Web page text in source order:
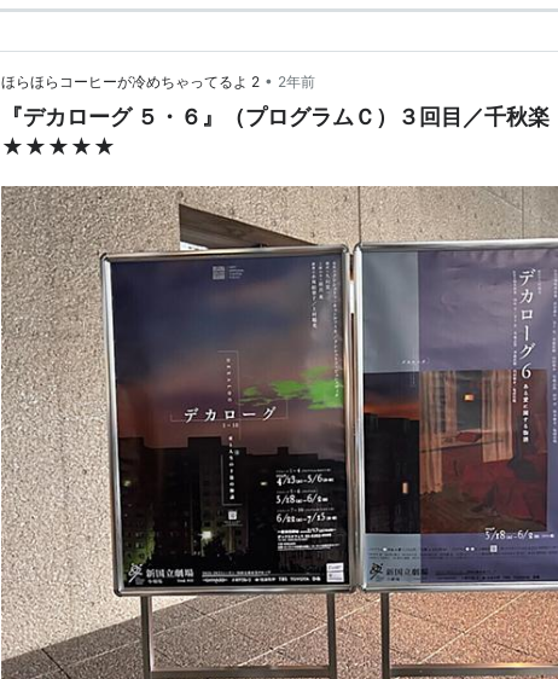
ほらほらコーヒーが冷めちゃってるよ 2 • 2年前
『デカローグ ５・６』（プログラムＣ）３回目／千秋楽
★★★★★